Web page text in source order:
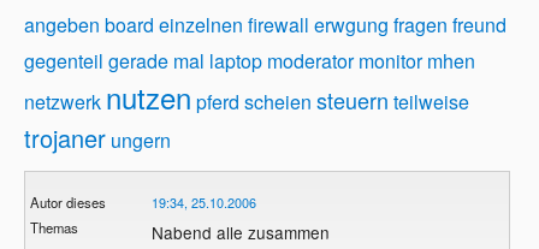
angeben board einzelnen firewall erwgung fragen freund
gegenteil gerade mal laptop moderator monitor mhen
netzwerk nutzen pferd scheien steuern teilweise
trojaner ungern
Autor dieses
Themas
19:34, 25.10.2006
Nabend alle zusammen